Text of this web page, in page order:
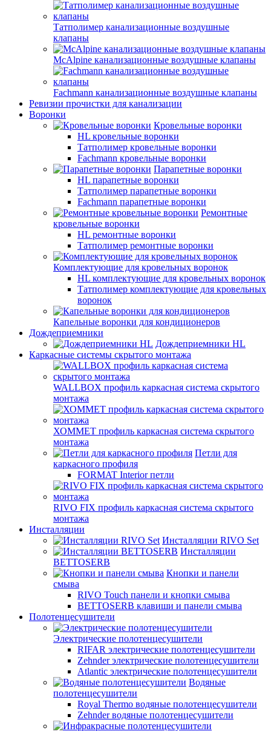
Татполимер канализационные воздушные
клапаны
McAlpine канализационные воздушные клапаны
Fachmann канализационные воздушные клапаны
Ревизии прочистки для канализации
Воронки
Кровельные воронки
HL кровельные воронки
Татполимер кровельные воронки
Fachmann кровельные воронки
Парапетные воронки
HL парапетные воронки
Татполимер парапетные воронки
Fachmann парапетные воронки
Ремонтные
кровельные воронки
HL ремонтные воронки
Татполимер ремонтные воронки
Комплектующие для кровельных воронок
HL комплектующие для кровельных воронок
Татполимер комплектующие для кровельных
воронок
Капельные воронки для кондиционеров
Дождеприемники
Дождеприемники HL
Каркасные системы скрытого монтажа
WALLBOX профиль каркасная система скрытого
монтажа
ХОММЕТ профиль каркасная система скрытого
монтажа
Петли для
каркасного профиля
FORMAT Interior петли
RIVO FIX профиль каркасная система скрытого
монтажа
Инсталляции
Инсталляции RIVO Set
Инсталляции
BETTOSERB
Кнопки и панели
смыва
RIVO Touch панели и кнопки смыва
BETTOSERB клавиши и панели смыва
Полотенцесушители
Электрические полотенцесушители
RIFAR электрические полотенцесушители
Zehnder электрические полотенцесушители
Atlantic электрические полотенцесушители
Водяные
полотенцесушители
Royal Thermo водяные полотенцесушители
Zehnder водяные полотенцесушители